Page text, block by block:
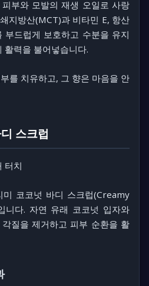
부와 모발의 재생 오일로 사랑
지방산(MCT)과 비타민 E, 항산
부드럽게 보호하고 수분을 유지
활력을 불어넣습니다.
를 치유하고, 그 향은 마음을 안
스크럽
터치
미 코코넛 바디 스크럽(Creamy
니다. 자연 유래 코코넛 입자와
질을 제거하고 피부 순환을 활